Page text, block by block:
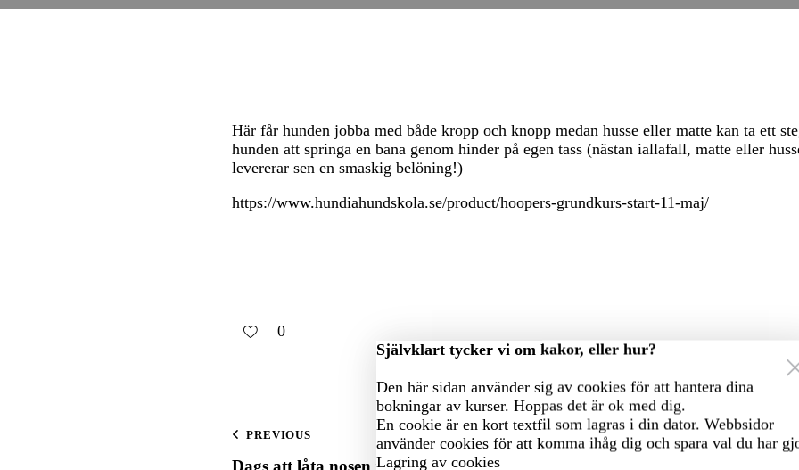
Här får hunden jobba med både kropp och knopp medan husse eller matte kan ta ett
hunden att springa en bana genom hinder på egen tass (nästan iallafall, matte eller
levererar sen en smaskig belöning!)
https://www.hundiahundskola.se/product/hoopers-grundkurs-start-11-maj/
0
PREVIOUS
Dags att låta nosen jobba!
Självklart tycker vi om kakor, eller hur?
Den här sidan använder sig av cookies för att hantera dina
bokningar av kurser. Hoppas det är ok med dig.
En cookie är en kort textfil som lagras i din dator. Webbsidor
använder cookies för att komma ihåg dig och spara val du har
Lagring av cookies